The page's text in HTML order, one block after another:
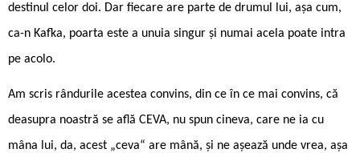
destinul celor doi. Dar fiecare are parte de drumul lui, așa cum,
ca-n Kafka, poarta este a unuia singur și numai acela poate intra
pe acolo.
Am scris rândurile acestea convins, din ce în ce mai convins, că
deasupra noastră se află CEVA, nu spun cineva, care ne ia cu
mâna lui, da, acest „ceva“ are mână, și ne așează unde vrea, așa